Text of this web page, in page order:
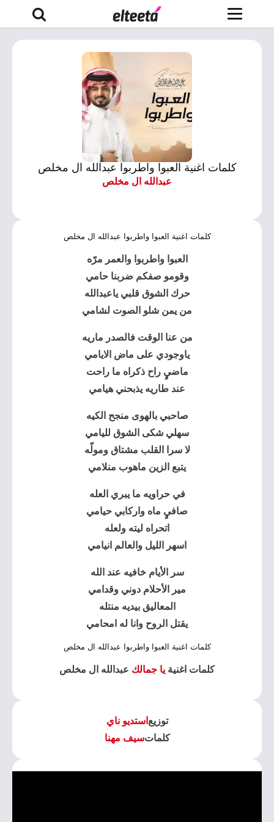
كلمات اغنية العبوا واطربوا عبدالله ال مخلص
عبدالله ال مخلص
كلمات اغنية العبوا واطربوا عبدالله ال مخلص
العبوا واطربوا والعمر مرّه
وقومو صفكم ضربنا حامي
حرك الشوق قلبي ياعبدالله
من يمن شلو الصوت لشامي
من عنا الوقت فالصدر ماريه
ياوجودي على ماض الايامي
ماضيٍ راح ذكراه ما راحت
عند طاريه يذبحني هيامي
صاحبي بالهوى منجح الكيه
سهلي شكى الشوق لليامي
لا سرا القلب مشتاق ومولّه
يتبع الزين ماهوب منلامي
في حراويه ما يبري العله
صافيٍ ماه واركابي حيامي
اتحراه ليته ولعله
اسهر الليل والعالم انيامي
سر الأيام خافيه عند الله
مير الأحلام دوني وقدامي
المعاليق بيديه منتله
يقتل الروح وانا له امحامي
كلمات اغنية العبوا واطربوا عبدالله ال مخلص
كلمات اغنية يا جمالك عبدالله ال مخلص
توزيع استديو ناي
كلماتسيف مهنا